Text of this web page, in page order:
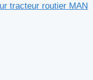
tracteur routier MAN